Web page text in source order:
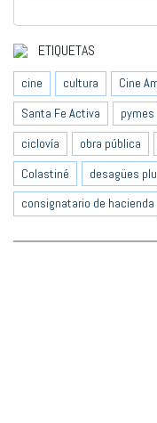
ETIQUETAS
cine cultura Cine
Santa Fe Activa
pymes
ciclovía
obra pública
Colastiné
desagües
consignatario de hacienda